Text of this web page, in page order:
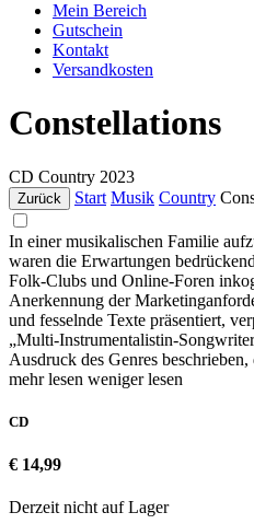
Mein Bereich
Gutschein
Kontakt
Versandkosten
Constellations
CD Country 2023
Zurück Start Musik Country
In einer musikalischen Familie
waren die Erwartungen
Folk-Clubs und Online-Foren
Anerkennung der
und fesselnde Texte präsentiert,
„Multi-Instrumentalistin-
Ausdruck des Genres
mehr lesen weniger lesen
CD
€ 14,99
Derzeit nicht auf Lager